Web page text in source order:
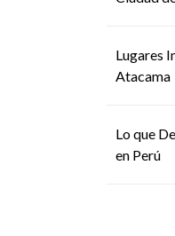
Lugares
Atacama
Lo que
en Perú